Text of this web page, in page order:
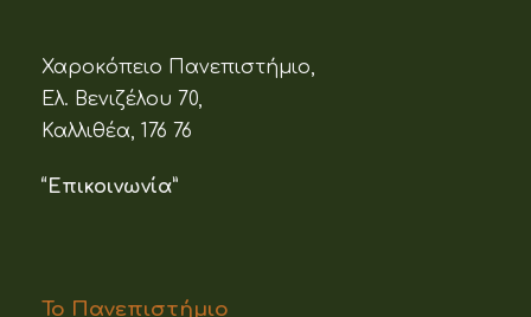
Χαροκόπειο Πανεπιστήμιο,
Ελ. Βενιζέλου 70,
Καλλιθέα, 176 76
“Επικοινωνία”
Το Πανεπιστήμιο